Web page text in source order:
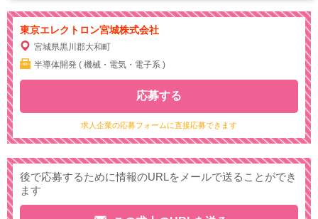
東京エレクトロン宮城株式会社
宮城県黒川郡大和町
半導体開発 ( 機械・電気・電子系 )
求人企業の応募フォームに直接応募できます
応募する
後で応募するために情報のURLをメールで送ることができ
ます